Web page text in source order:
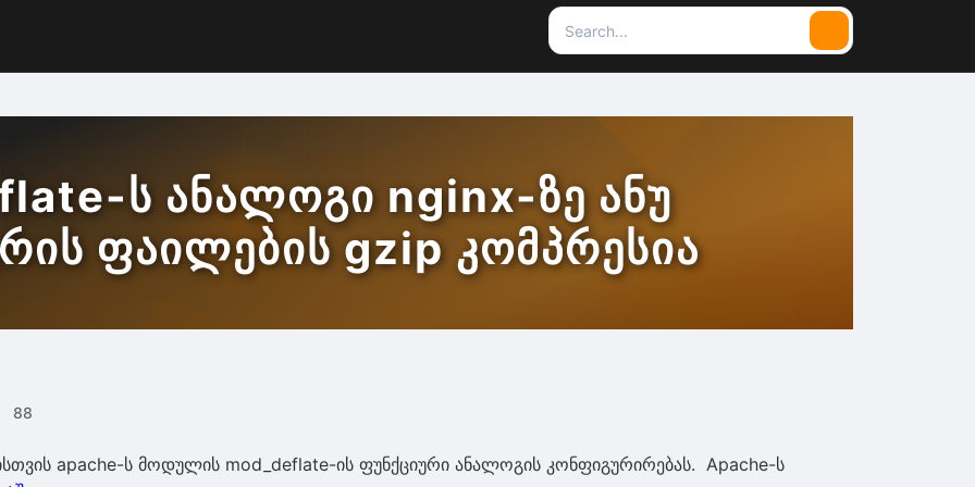
Search
for:
Search
ს ანალოგი nginx-ზე ანუ
ფაილების gzip კომპრესია
88
apache-ს მოდულის mod_deflate-ის ფუნქციური ანალოგის კონფიგურირებას. Apache-ს